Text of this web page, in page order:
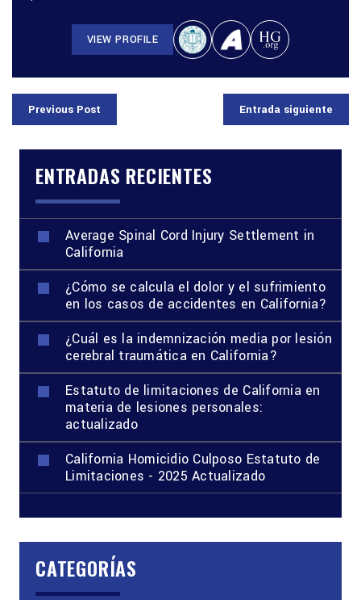
VIEW PROFILE
Previous Post Entrada siguiente
ENTRADAS RECIENTES
Average Spinal Cord Injury Settlement in
California
¿Cómo se calcula el dolor y el sufrimiento
en los casos de accidentes en California?
¿Cuál es la indemnización media por lesión
cerebral traumática en California?
Estatuto de limitaciones de California en
materia de lesiones personales:
actualizado
California Homicidio Culposo Estatuto de
Limitaciones - 2025 Actualizado
CATEGORÍAS